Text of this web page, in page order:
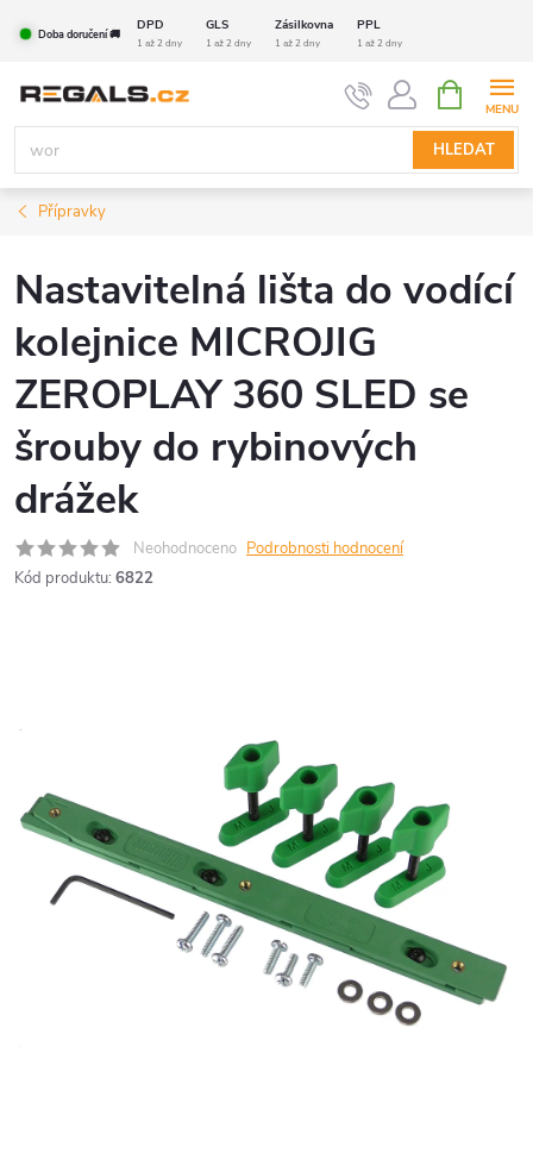
Doba doručení 🚚
DPD GLS Zásilkovna PPL
1 až 2 dny 1 až 2 dny 1 až 2 dny 1 až 2 dny
HLEDAT
NÁKUPNÍ
KOŠÍK
Přípravky
Nastavitelná lišta do vodící
kolejnice MICROJIG
ZEROPLAY 360 SLED se
šrouby do rybinových
drážek
Neohodnoceno Podrobnosti hodnocení
Kód produktu: 6822